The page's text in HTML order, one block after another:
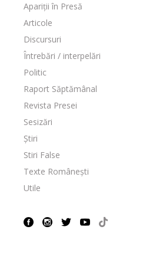
Apariții în Presă
Articole
Discursuri
Întrebări / interpelări
Politic
Raport Săptămânal
Revista Presei
Sesizări
Știri
Stiri False
Texte Românești
Utile